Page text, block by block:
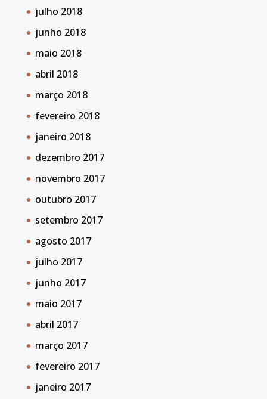
julho 2018
junho 2018
maio 2018
abril 2018
março 2018
fevereiro 2018
janeiro 2018
dezembro 2017
novembro 2017
outubro 2017
setembro 2017
agosto 2017
julho 2017
junho 2017
maio 2017
abril 2017
março 2017
fevereiro 2017
janeiro 2017